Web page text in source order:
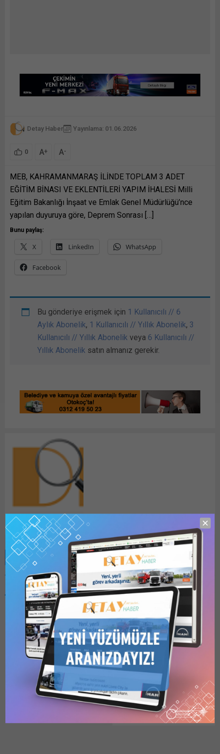
Detay Haber Yayınlama: 01.06.2026
0 A+ A-
MEB, KAHRAMANMARAŞ İLİNDE TOPLAM 3 ADET
EĞİTİM BİNASI VE EKLENTİLERİ YAPIM İHALESİ Milli
Eğitim Bakanlığı İnşaat ve Emlak Genel Müdürlüğü’nce
yapılan duyuruya göre, Deprem Sonrası […]
Bunu paylaş:
X LinkedIn WhatsApp
Facebook
Bu gönderiye erişmek için 1 Kullanıcılı // 6
Aylık Abonelik, 1 Kullanıcılı // Yıllık Abonelik, 3
Kullanıcılı // Yıllık Abonelik veya 6 Kullanıcılı //
Yıllık Abonelik satın almanız gerekir.
Detay Haber
Benzer Konular
Bu kategori yalnızca
üyeler tarafından
görüntülenebilir. Bu
kategoriyi
görüntülemek için1
Kullanıcılı // 6 Aylık
Abonelik
1 Kullanıcılı
// Yıllık Abonelik ,3
Kullanıcılı // Yıllık
Abonelik
veya
Kullanıcılı // Yıllık
Aboneliksatın alarak
kaydolun.
KARAYOLLARI
10.BÖLGE YAĞLIDERE –
(ŞEBİNKARAHİSAR –
ALUCRA) YOL YAPIM
İHALESİNDE
DEĞERLENDİRME DEVAM
EDİYOR
KARAYOLLARI 10. BÖLGE
28.03.2026 0